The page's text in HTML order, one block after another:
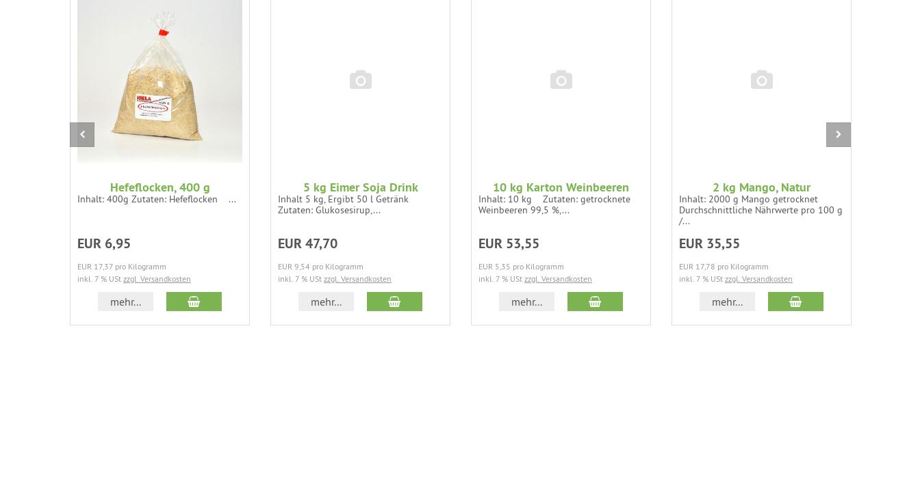
Hefeflocken, 400 g
Inhalt: 400g Zutaten: Hefeflocken ...
EUR 6,95
EUR 17,37 pro Kilogramm
inkl. 7 % USt zzgl. Versandkosten
mehr... In den Warenkorb
5 kg Eimer Soja Drink
Inhalt 5 kg, Ergibt 50 l Getränk
Zutaten: Glukosesirup,...
EUR 47,70
EUR 9,54 pro Kilogramm
inkl. 7 % USt zzgl. Versandkosten
mehr... In den Warenkorb
10 kg Karton Weinbeeren
Inhalt: 10 kg Zutaten: getrocknete
Weinbeeren 99,5 %,...
EUR 53,55
EUR 5,35 pro Kilogramm
inkl. 7 % USt zzgl. Versandkosten
mehr... In den Warenkorb
2 kg Mango, Natur
Inhalt: 2000 g Mango getrocknet
Durchschnittliche Nährwerte pro 100 g
/...
EUR 35,55
EUR 17,78 pro Kilogramm
inkl. 7 % USt zzgl. Versandkosten
mehr... In den Warenkorb